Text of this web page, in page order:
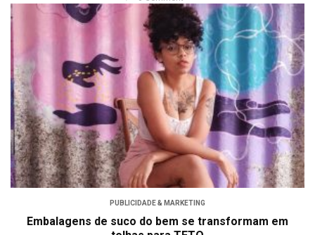
PUBLICIDADE & MARKETING
Embalagens de suco do bem se transformam em